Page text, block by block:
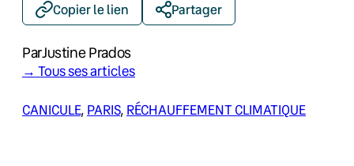
Copier le lien Partager
ParJustine Prados
→ Tous ses articles
CANICULE, PARIS, RÉCHAUFFEMENT CLIMATIQUE